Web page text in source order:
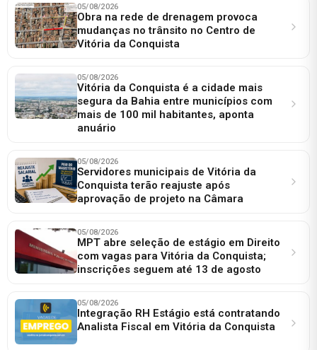
05/08/2026
Obra na rede de drenagem provoca
mudanças no trânsito no Centro de
Vitória da Conquista
05/08/2026
Vitória da Conquista é a cidade mais
segura da Bahia entre municípios com
mais de 100 mil habitantes, aponta
anuário
05/08/2026
Servidores municipais de Vitória da
Conquista terão reajuste após
aprovação de projeto na Câmara
05/08/2026
MPT abre seleção de estágio em Direito
com vagas para Vitória da Conquista;
inscrições seguem até 13 de agosto
05/08/2026
Integração RH Estágio está contratando
Analista Fiscal em Vitória da Conquista